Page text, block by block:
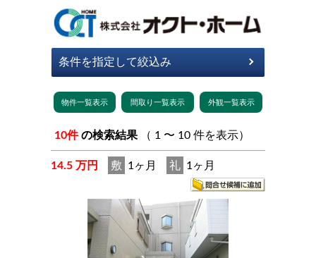
10件 の検索結果 （ 1 〜 10 件を表示）
14.5 万円 敷 1ヶ月 礼 1ヶ月